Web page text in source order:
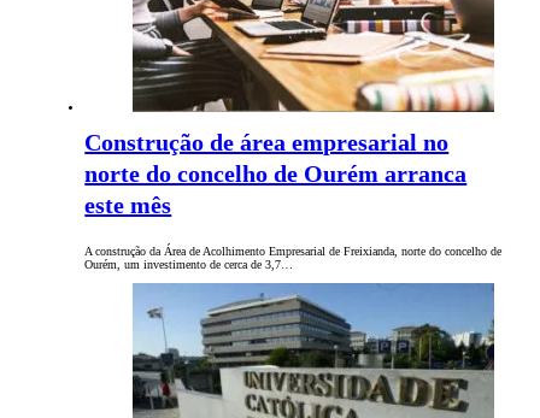
Construção de área empresarial no
norte do concelho de Ourém arranca
este mês
A construção da Área de Acolhimento Empresarial de Freixianda, norte do concelho de
Ourém, um investimento de cerca de 3,7…